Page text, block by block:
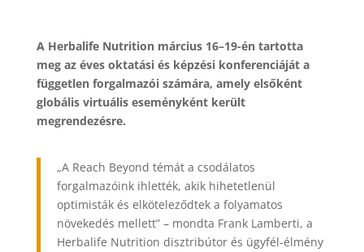
A Herbalife Nutrition március 16–19-én tartotta
meg az éves oktatási és képzési konferenciáját a
független forgalmazói számára, amely elsőként
globális virtuális eseményként került
megrendezésre.
„A Reach Beyond témát a csodálatos
forgalmazóink ihlették, akik hihetetlenül
optimisták és elköteleződtek a folyamatos
növekedés mellett” – mondta Frank Lamberti, a
Herbalife Nutrition disztribútor és ügyfél-élmény